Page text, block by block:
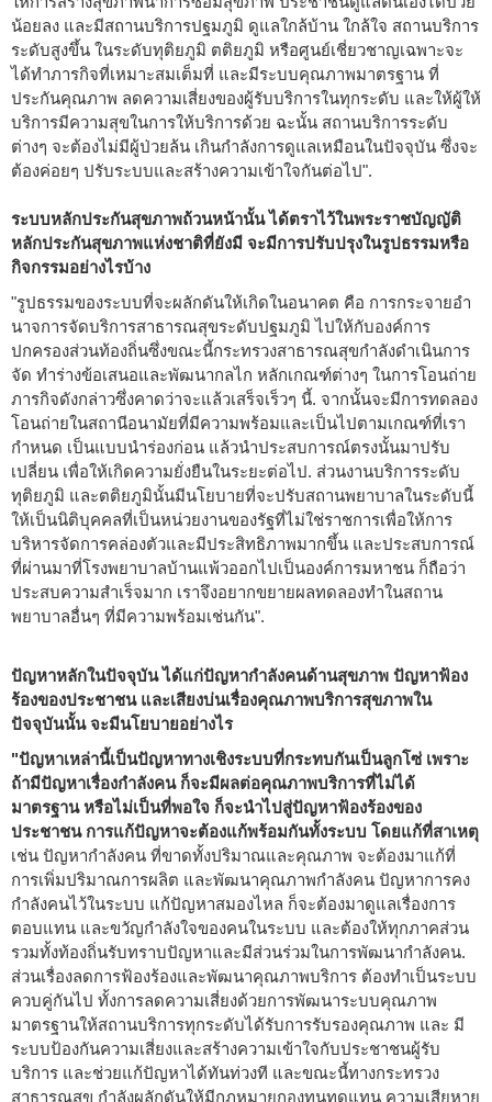
น้อยลง และมีสถานบริการปฐมภูมิ ดูแลใกล้บ้าน ใกล้ใจ สถานบริการ
ระดับสูงขึ้น ในระดับทุติยภูมิ ตติยภูมิ หรือศูนย์เชี่ยวชาญเฉพาะจะ
ได้ทำภารกิจที่เหมาะสมเต็มที่ และมีระบบคุณภาพมาตรฐาน ที่
ประกันคุณภาพ ลดความเสี่ยงของผู้รับบริการในทุกระดับ และให้ผู้ให้
บริการมีความสุขในการให้บริการด้วย ฉะนั้น สถานบริการระดับ
ต่างๆ จะต้องไม่มีผู้ป่วยล้น เกินกำลังการดูแลเหมือนในปัจจุบัน ซึ่งจะ
ต้องค่อยๆ ปรับระบบและสร้างความเข้าใจกันต่อไป".
ระบบหลักประกันสุขภาพถ้วนหน้านั้น ได้ตราไว้ในพระราชบัญญัติ
หลักประกันสุขภาพแห่งชาติที่ยังมี จะมีการปรับปรุงในรูปธรรมหรือ
กิจกรรมอย่างไรบ้าง
"รูปธรรมของระบบที่จะผลักดันให้เกิดในอนาคต คือ การกระจายอำ
นาจการจัดบริการสาธารณสุขระดับปฐมภูมิ ไปให้กับองค์การ
ปกครองส่วนท้องถิ่นซึ่งขณะนี้กระทรวงสาธารณสุขกำลังดำเนินการ
จัด ทำร่างข้อเสนอและพัฒนากลไก หลักเกณฑ์ต่างๆ ในการโอนถ่าย
ภารกิจดังกล่าวซึ่งคาดว่าจะแล้วเสร็จเร็วๆ นี้. จากนั้นจะมีการทดลอง
โอนถ่ายในสถานีอนามัยที่มีความพร้อมและเป็นไปตามเกณฑ์ที่เรา
กำหนด เป็นแบบนำร่องก่อน แล้วนำประสบการณ์ตรงนั้นมาปรับ
เปลี่ยน เพื่อให้เกิดความยั่งยืนในระยะต่อไป. ส่วนงานบริการระดับ
ทุติยภูมิ และตติยภูมินั้นมีนโยบายที่จะปรับสถานพยาบาลในระดับนี้
ให้เป็นนิติบุคคลที่เป็นหน่วยงานของรัฐที่ไม่ใช่ราชการเพื่อให้การ
บริหารจัดการคล่องตัวและมีประสิทธิภาพมากขึ้น และประสบการณ์
ที่ผ่านมาที่โรงพยาบาลบ้านแพ้วออกไปเป็นองค์การมหาชน ก็ถือว่า
ประสบความสำเร็จมาก เราจึงอยากขยายผลทดลองทำในสถาน
พยาบาลอื่นๆ ที่มีความพร้อมเช่นกัน".
ปัญหาหลักในปัจจุบัน ได้แก่ปัญหากำลังคนด้านสุขภาพ ปัญหาฟ้อง
ร้องของประชาชน และเสียงบ่นเรื่องคุณภาพบริการสุขภาพใน
ปัจจุบันนั้น จะมีนโยบายอย่างไร
"ปัญหาเหล่านี้เป็นปัญหาทางเชิงระบบที่กระทบกันเป็นลูกโซ่ เพราะ
ถ้ามีปัญหาเรื่องกำลังคน ก็จะมีผลต่อคุณภาพบริการที่ไม่ได้
มาตรฐาน หรือไม่เป็นที่พอใจ ก็จะนำไปสู่ปัญหาฟ้องร้องของ
ประชาชน การแก้ปัญหาจะต้องแก้พร้อมกันทั้งระบบ โดยแก้ที่สาเหตุ
เช่น ปัญหากำลังคน ที่ขาดทั้งปริมาณและคุณภาพ จะต้องมาแก้ที่
การเพิ่มปริมาณการผลิต และพัฒนาคุณภาพกำลังคน ปัญหาการคง
กำลังคนไว้ในระบบ แก้ปัญหาสมองไหล ก็จะต้องมาดูแลเรื่องการ
ตอบแทน และขวัญกำลังใจของคนในระบบ และต้องให้ทุกภาคส่วน
รวมทั้งท้องถิ่นรับทราบปัญหาและมีส่วนร่วมในการพัฒนากำลังคน.
ส่วนเรื่องลดการฟ้องร้องและพัฒนาคุณภาพบริการ ต้องทำเป็นระบบ
ควบคู่กันไป ทั้งการลดความเสี่ยงด้วยการพัฒนาระบบคุณภาพ
มาตรฐานให้สถานบริการทุกระดับได้รับการรับรองคุณภาพ และ มี
ระบบป้องกันความเสี่ยงและสร้างความเข้าใจกับประชาชนผู้รับ
บริการ และช่วยแก้ปัญหาได้ทันท่วงที และขณะนี้ทางกระทรวง
สาธารณสุข กำลังผลักดันให้มีกฎหมายกองทุนทดแทน ความเสียหาย